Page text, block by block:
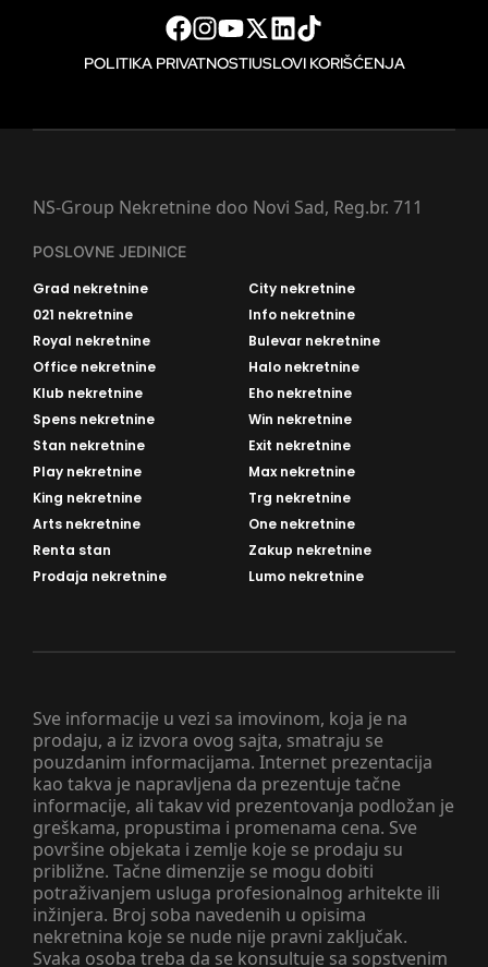
POLITIKA PRIVATNOSTIUSLOVI KORIŠĆENJA
Sve informacije u vezi sa imovinom, koja je na
prodaju, a iz izvora ovog sajta, smatraju se
pouzdanim informacijama. Internet prezentacija
kao takva je napravljena da prezentuje tačne
informacije, ali takav vid prezentovanja podložan je
greškama, propustima i promenama cena. Sve
površine objekata i zemlje koje se prodaju su
približne. Tačne dimenzije se mogu dobiti
potraživanjem usluga profesionalnog arhitekte ili
inžinjera. Broj soba navedenih u opisima
nekretnina koje se nude nije pravni zaključak.
Svaka osoba treba da se konsultuje sa sopstvenim
NS-Group Nekretnine doo Novi Sad, Reg.br. 711
POSLOVNE JEDINICE
Grad nekretnine
City nekretnine
021 nekretnine
Info nekretnine
Royal nekretnine
Bulevar nekretnine
Office nekretnine
Halo nekretnine
Klub nekretnine
Eho nekretnine
Spens nekretnine
Win nekretnine
Stan nekretnine
Exit nekretnine
Play nekretnine
Max nekretnine
King nekretnine
Trg nekretnine
Arts nekretnine
One nekretnine
Renta stan
Zakup nekretnine
Prodaja nekretnine
Lumo nekretnine